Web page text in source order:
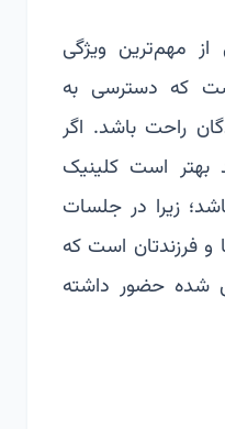
مهم‌ترین ویژگی
که دسترسی به
راحت باشد. اگر
است کلینیک
زیرا در جلسات
فرزندتان است که
شده حضور داشته